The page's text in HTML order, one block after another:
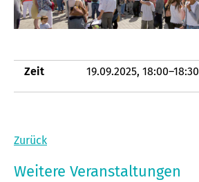
Zeit 19.09.2025, 18:00–18:30
Zurück
Weitere Veranstaltungen